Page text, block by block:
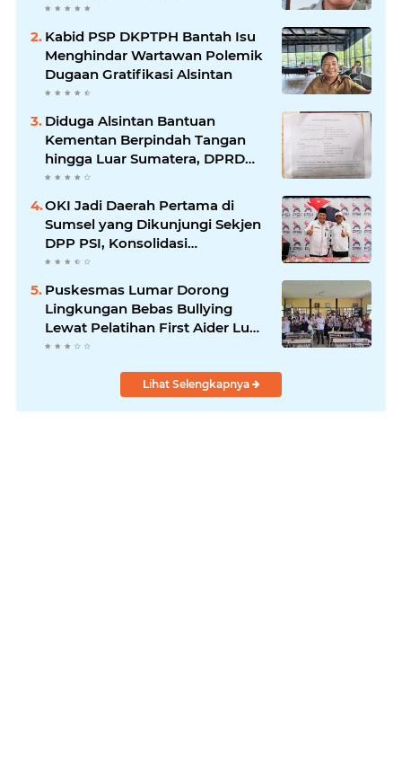
Kabid PSP DKPTPH Bantah Isu
Menghindar Wartawan Polemik
Dugaan Gratifikasi Alsintan
Diduga Alsintan Bantuan
Kementan Berpindah Tangan
hingga Luar Sumatera, DPRD
Sumsel Minta Aparat Usut
OKI Jadi Daerah Pertama di
Sumsel yang Dikunjungi Sekjen
DPP PSI, Konsolidasi
Pembentukan DPRT Dimulai
Puskesmas Lumar Dorong
Lingkungan Bebas Bullying
Lewat Pelatihan First Aider Luka
Psikologis di SMAN 01
Lihat Selengkapnya